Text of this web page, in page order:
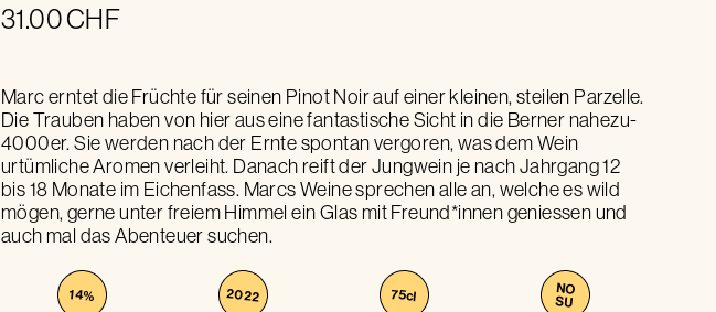
31.00CHF
Marc erntet die Früchte für seinen Pinot Noir auf einer kleinen, steilen Parzelle.
Die Trauben haben von hier aus eine fantastische Sicht in die Berner nahezu-
4000er. Sie werden nach der Ernte spontan vergoren, was dem Wein
urtümliche Aromen verleiht. Danach reift der Jungwein je nach Jahrgang 12
bis 18 Monate im Eichenfass. Marcs Weine sprechen alle an, welche es wild
mögen, gerne unter freiem Himmel ein Glas mit Freund*innen geniessen und
auch mal das Abenteuer suchen.
14% 2022 75cl NO
SU